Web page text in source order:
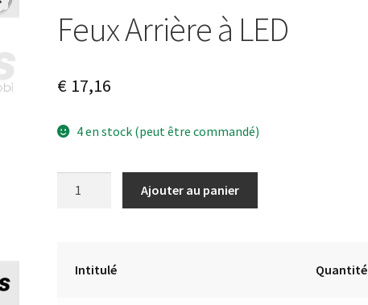
Feux Arrière à LED
€17,16
4 en stock (peut être commandé)
Ajouter au panier
Intitulé Quantité